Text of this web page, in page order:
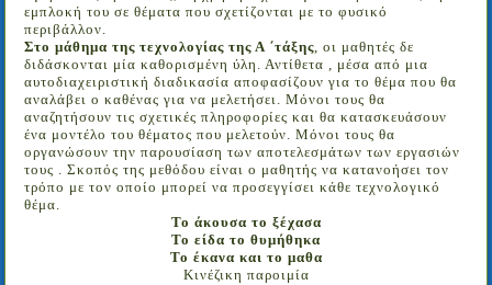
εμπλοκή του σε θέματα που σχετίζονται με το φυσικό
περιβάλλον.
Στο μάθημα της τεχνολογίας της Α ΄τάξης, οι μαθητές δε
διδάσκονται μία καθορισμένη ύλη. Αντίθετα , μέσα από μια
αυτοδιαχειριστική διαδικασία αποφασίζουν για το θέμα που θα
αναλάβει ο καθένας για να μελετήσει. Μόνοι τους θα
αναζητήσουν τις σχετικές πληροφορίες και θα κατασκευάσουν
ένα μοντέλο του θέματος που μελετούν. Μόνοι τους θα
οργανώσουν την παρουσίαση των αποτελεσμάτων των εργασιών
τους . Σκοπός της μεθόδου είναι ο μαθητής να κατανοήσει τον
τρόπο με τον οποίο μπορεί να προσεγγίσει κάθε τεχνολογικό
θέμα.
Το άκουσα το ξέχασα
Το είδα το θυμήθηκα
Το έκανα και το μαθα
Κινέζικη παροιμία